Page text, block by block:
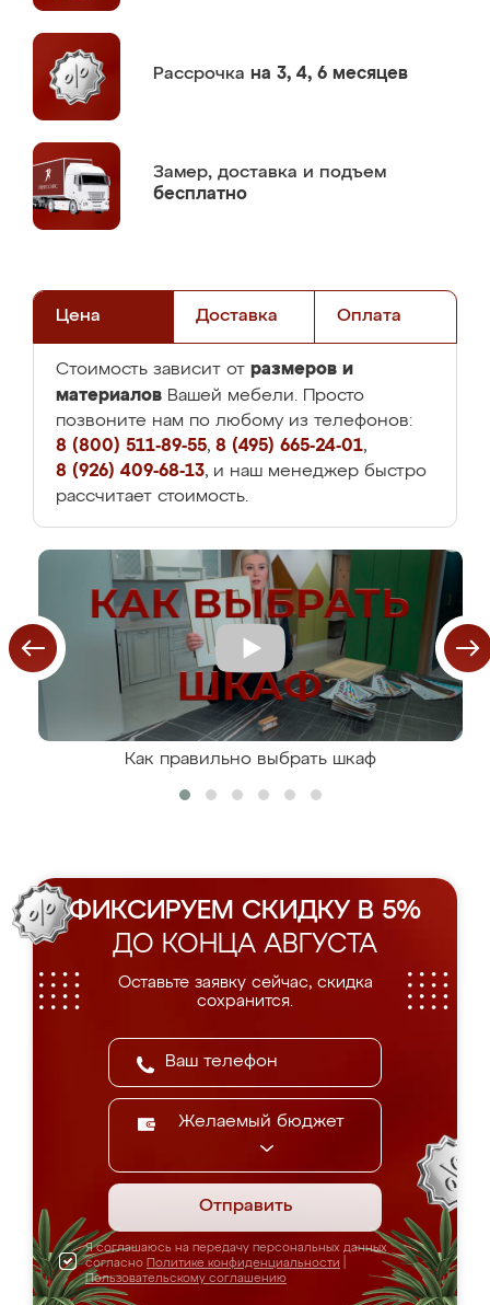
Рассрочка на 3, 4, 6 месяцев
Замер, доставка и подъем
бесплатно
Цена Доставка Оплата
Стоимость зависит от размеров и
материалов Вашей мебели. Просто
позвоните нам по любому из телефонов:
8 (800) 511-89-55, 8 (495) 665-24-01,
8 (926) 409-68-13, и наш менеджер быстро
рассчитает стоимость.
Как правильно выбрать шкаф
ФИКСИРУЕМ СКИДКУ В 5%
ДО КОНЦА АВГУСТА
Оставьте заявку сейчас, скидка
сохранится.
Желаемый бюджет
Отправить
Я соглашаюсь на передачу персональных данных
согласно Политике конфиденциальности
Пользовательскому соглашению